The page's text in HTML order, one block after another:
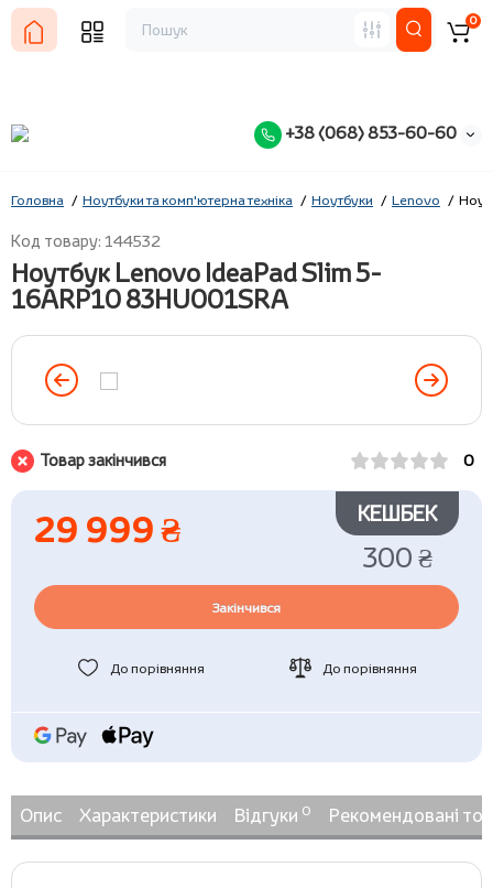
+38 (068) 853-60-60
0
Головна Ноутбуки та комп'ютерна техніка Ноутбуки Lenovo
Код товару: 144532
Ноутбук Lenovo IdeaPad Slim 5-
16ARP10 83HU001SRA
Товар закінчився 0
29 999 ₴ КЕШБЕК
300 ₴
Закінчився
До порівняння До порівняння
Опис Характеристики Відгуки 0 Рекомендовані